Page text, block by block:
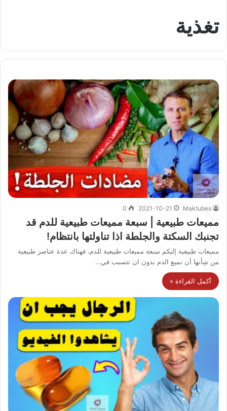
تغذية
Maktubes
2021-10-21
0
مميعات طبيعية | سبعة مميعات طبيعية للدم قد
تجنبك السكتة والجلطة اذا تناولتها بانتظام!
مميعات طبيعية إليكم سبعة مميعات طبيعية للدم، فهناك عدة عناصر طبيعية
من شِأنها أن تميع الدم بدون ان تتسبب في…
أكمل القراءة »